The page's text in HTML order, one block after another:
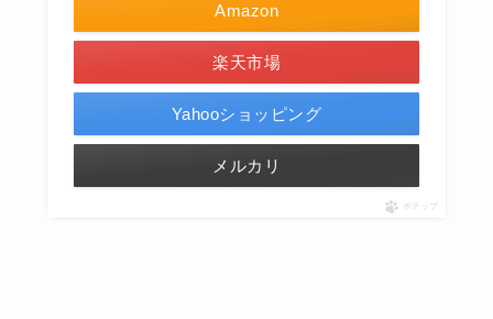
Amazon
楽天市場
Yahooショッピング
メルカリ
ポチップ